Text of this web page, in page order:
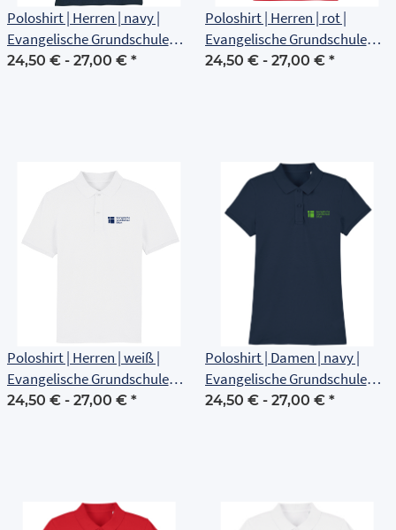
Poloshirt | Herren | navy |
Evangelische Grundschule
Erfurt
24,50 € - 27,00 € *
Poloshirt | Herren | rot |
Evangelische Grundschule
Erfurt
24,50 € - 27,00 € *
Poloshirt | Herren | weiß |
Evangelische Grundschule
Erfurt
24,50 € - 27,00 € *
Poloshirt | Damen | navy |
Evangelische Grundschule
Erfurt
24,50 € - 27,00 € *